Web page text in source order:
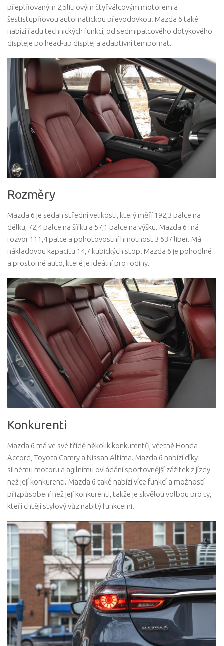
přeplňovaným 2,5litrovým čtyřválcovým motorem a
šestistupňovou automatickou převodovkou. Mazda 6 také
nabízí řadu technických funkcí, od sedmipalcového dotykového
displeje po head-up displej a adaptivní tempomat.
Rozměry
Mazda 6 je sedan střední velikosti, který měří 192,3 palce na
délku, 72,4 palce na šířku a 57,1 palce na výšku. Mazda 6 má
rozvor 111,4 palce a pohotovostní hmotnost 3 637 liber. Má
nákladovou kapacitu 14,7 kubických stop. Mazda 6 je pohodlné
a prostorné auto, které je ideální pro rodiny.
Konkurenti
Mazda 6 má ve své třídě několik konkurentů, včetně Honda
Accord, Toyota Camry a Nissan Altima. Mazda 6 nabízí díky
silnému motoru a agilnímu ovládání sportovnější zážitek z jízdy
než její konkurenti. Mazda 6 také nabízí více funkcí a možností
přizpůsobení než její konkurenti, takže je skvělou volbou pro ty,
kteří chtějí stylový vůz nabitý funkcemi.